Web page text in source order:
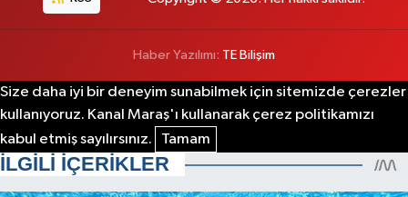
Haber Yazılımı: TE Bilişim
Size daha iyi bir deneyim sunabilmek için sitemizde çerezler
kullanıyoruz. Kanal Maraş'ı kullanarak çerez politikamızı
kabul etmiş sayılırsınız.
Tamam